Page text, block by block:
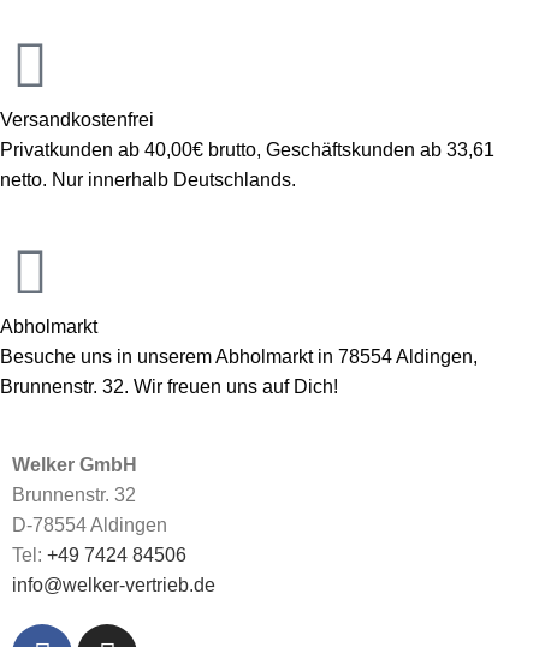
Versandkostenfrei
Privatkunden ab 40,00€ brutto, Geschäftskunden ab 33,61
netto. Nur innerhalb Deutschlands.
Abholmarkt
Besuche uns in unserem Abholmarkt in 78554 Aldingen,
Brunnenstr. 32. Wir freuen uns auf Dich!
Welker GmbH
Brunnenstr. 32
D-78554 Aldingen
Tel: +49 7424 84506
info@welker-vertrieb.de